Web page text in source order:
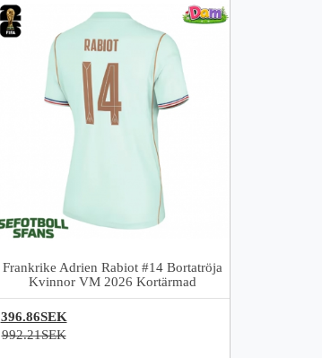
Frankrike Adrien Rabiot #14 Bortatröja
Kvinnor VM 2026 Kortärmad
396.86SEK
992.21SEK